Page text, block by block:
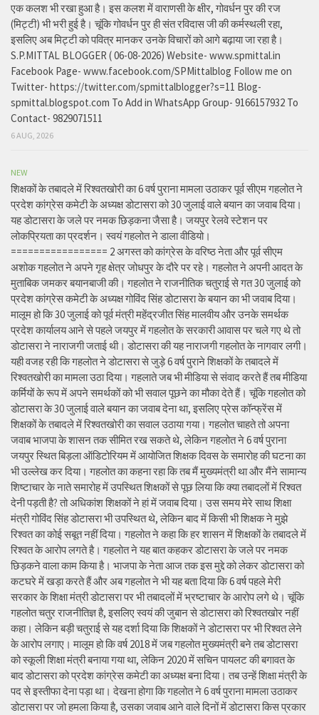
एक कलश भी रखा हुआ है। इस कलश में वाराणसी के क्षीर, गोवर्धन पुर की रज
(मिट्टी) भी भरी हुई है। चूंकि गोवर्धन पुर ही संत रविदास जी की कर्मस्थली रहा,
इसलिए अब मिट्टी को पवित्र मानकर उनके विचारों को आगे बढ़ाया जा रहा है।
S.P.MITTAL BLOGGER ( 06-08-2026) Website- www.spmittal.in
Facebook Page- www.facebook.com/SPMittalblog Follow me on
Twitter- https://twitter.com/spmittalblogger?s=11 Blog-
spmittal.blogspot.com To Add in WhatsApp Group- 9166157932 To
Contact- 9829071511
6 AUG, 2026
NEW
शिक्षकों के तबादले में रिश्वतखोरी का 6 वर्ष पुराना मामला उठाकर पूर्व सीएम गहलोत ने
प्रदेश कांग्रेस कमेटी के अध्यक्ष डोटासरा को 30 जुलाई वाले बयान का जवाब दिया।
यह डोटासरा के जले पर नमक छिड़कना जैसा है। जयपुर रेलवे स्टेशन पर
लोकप्रियता का प्रदर्शन। स्वयं गहलोत ने डाला वीडियो।
================= 2 अगस्त को कांग्रेस के वरिष्ठ नेता और पूर्व सीएम
अशोक गहलोत ने अपने गृह क्षेत्र जोधपुर के दौरे पर रहे। गहलोत ने अपनी आदत के
मुताबिक जमकर बयानबाजी की। गहलोत ने राजनीतिक चतुराई से गत 30 जुलाई को
प्रदेश कांग्रेस कमेटी के अध्यक्ष गोविंद सिंह डोटासरा के बयान का भी जवाब दिया।
मालूम हो कि 30 जुलाई को पूर्व मंत्री महेंद्रजीत सिंह मालवीय और उनके समर्थक
प्रदेश कार्यालय आने से पहले जयपुर में गहलोत के सरकारी आवास पर चले गए थे तो
डोटासरा ने नाराजगी जताई थी। डोटासरा की यह नाराजगी गहलोत के नागवार लगी।
यही वजह रही कि गहलोत ने डोटासरा से जुड़े 6 वर्ष पुराने शिक्षकों के तबादले में
रिश्वतखोरी का मामला उठा दिया। गहलाते जब भी मीडिया से संवाद करते हैं तब मीडिया
कर्मियों के रूप में अपने समर्थकों को भी सवाल पूछने का मौका देते हैं। चूंकि गहलोत को
डोटासरा के 30 जुलाई वाले बयान का जवाब देना था, इसलिए प्रेस कॉन्फ्रेंस में
शिक्षकों के तबादले में रिश्वतखोरी का सवाल उठाया गया। गहलोत चाहते तो अपना
जवाब भाजपा के शासन तक सीमित रख सकते थे, लेकिन गहलोत ने 6 वर्ष पुराना
जयपुर स्थित बिड़ला ऑडिटोरियम में आयोजित शिक्षक दिवस के समारोह की घटना का
भी उल्लेख कर दिया। गहलोत का कहना रहा कि तब मैं मुख्यमंत्री था और मैंने सामान्य
शिष्टाचार के नाते समारोह में उपस्थित शिक्षकों से पूछ लिया कि क्या तबादलों में रिश्वत
देनी पड़ती है? तो अधिकांश शिक्षकों ने हां में जवाब दिया। उस समय मेरे साथ शिक्षा
मंत्री गोविंद सिंह डोटासरा भी उपस्थित थे, लेकिन बाद में किसी भी शिक्षक ने मुझे
रिश्वत का कोई सबूत नहीं दिया। गहलोत ने कहा कि हर शासन में शिक्षकों के तबादले में
रिश्वत के आरोप लगते है। गहलोत ने यह बात कहकर डोटासरा के जले पर नमक
छिड़कने वाला काम किया है। भाजपा के नेता आज तक इस मुद्दे को लेकर डोटासरा को
कटघरे में खड़ा करते हैं और अब गहलोत ने भी यह बता दिया कि 6 वर्ष पहले मेरी
सरकार के शिक्षा मंत्री डोटासरा पर भी तबादलों में भ्रष्टाचार के आरोप लगे थे। चूंकि
गहलोत चतुर राजनीतिज्ञ है, इसलिए स्वयं की जुबान से डोटासरा को रिश्वतखोर नहीं
कहा। लेकिन बड़ी चतुराई से यह दर्शा दिया कि शिक्षकों ने डोटासरा पर भी रिश्वत लेने
के आरोप लगाए। मालूम हो कि वर्ष 2018 में जब गहलोत मुख्यमंत्री बने तब डोटासरा
को स्कूली शिक्षा मंत्री बनाया गया था, लेकिन 2020 में सचिन पायलट की बगावत के
बाद डोटासरा को प्रदेश कांग्रेस कमेटी का अध्यक्ष बना दिया। तब उन्हें शिक्षा मंत्री के
पद से इस्तीफा देना पड़ा था। देखना होगा कि गहलोत ने 6 वर्ष पुराना मामला उठाकर
डोटासरा पर जो हमला किया है, उसका जवाब आने वाले दिनों में डोटासरा किस प्रकार